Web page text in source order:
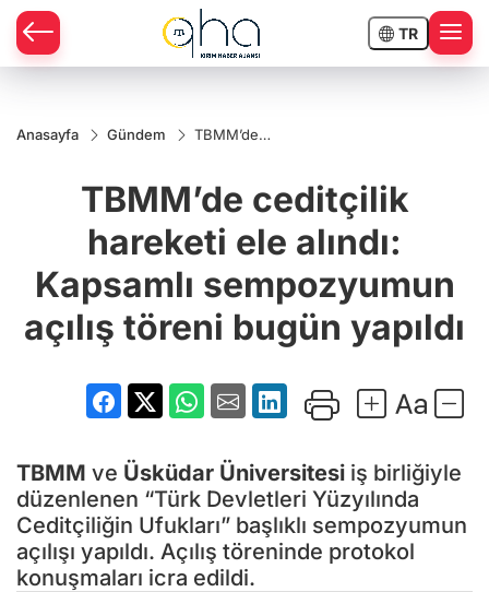
TR
Anasayfa Gündem
TBMM’de
alındı:
Kapsamlı
açılış töreni
bugün yapıldı
TBMM’de ceditçilik
hareketi ele alındı:
Kapsamlı sempozyumun
açılış töreni bugün yapıldı
TBMM ve Üsküdar Üniversitesi iş birliğiyle
düzenlenen “Türk Devletleri Yüzyılında
Ceditçiliğin Ufukları” başlıklı sempozyumun
açılışı yapıldı. Açılış töreninde protokol
konuşmaları icra edildi.